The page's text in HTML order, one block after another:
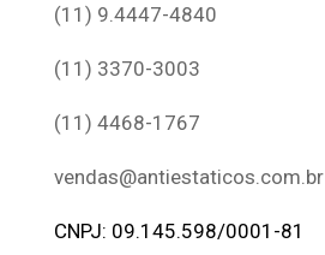
(11) 9.4447-4840
(11) 3370-3003
(11) 4468-1767
vendas@antiestaticos.com.br
CNPJ: 09.145.598/0001-81